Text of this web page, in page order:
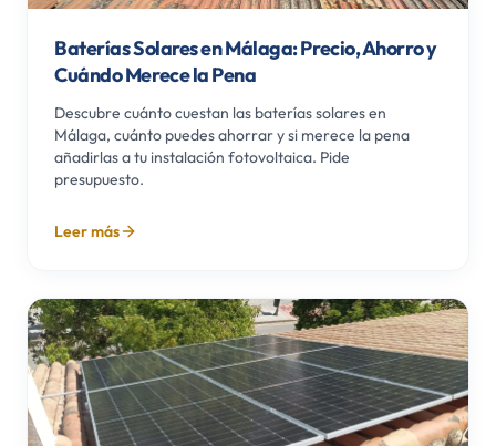
Baterías Solares en Málaga: Precio, Ahorro y
Cuándo Merece la Pena
Descubre cuánto cuestan las baterías solares en
Málaga, cuánto puedes ahorrar y si merece la pena
añadirlas a tu instalación fotovoltaica. Pide
presupuesto.
Leer más